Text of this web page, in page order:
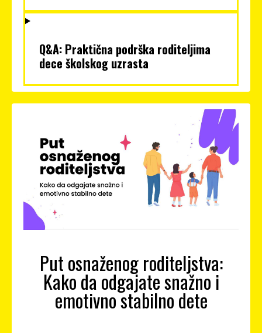
Q&A: Praktična podrška roditeljima
dece školskog uzrasta
Put osnaženog roditeljstva:
Kako da odgajate snažno i
emotivno stabilno dete